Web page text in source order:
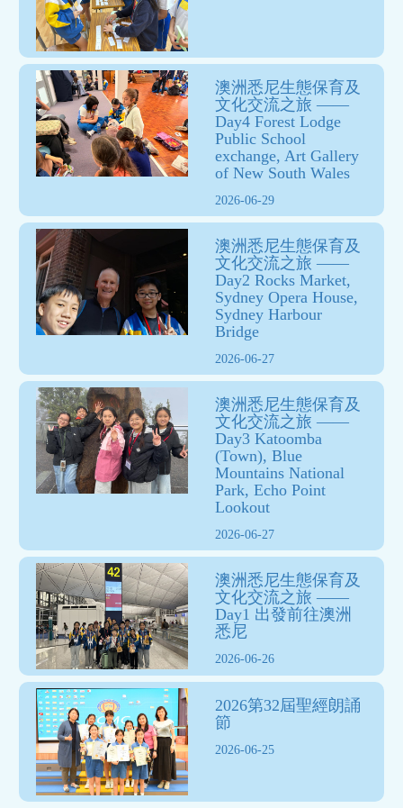
澳洲悉尼生態保育及
文化交流之旅 ——
Day4 Forest Lodge
Public Sc​​hool
exchange, Art Gallery
of New South Wales
2026-06-29
澳洲悉尼生態保育及
文化交流之旅 ——
Day2 Rocks Market,
Sydney Opera House,
Sydney Harbour
Bridge
2026-06-27
澳洲悉尼生態保育及
文化交流之旅 ——
Day3 Katoomba
(Town), Blue
Mountains National
Park, Echo Point
Lookout
2026-06-27
澳洲悉尼生態保育及
文化交流之旅 ——
Day1 出發前往澳洲
悉尼
2026-06-26
2026第32屆聖經朗誦
節
2026-06-25